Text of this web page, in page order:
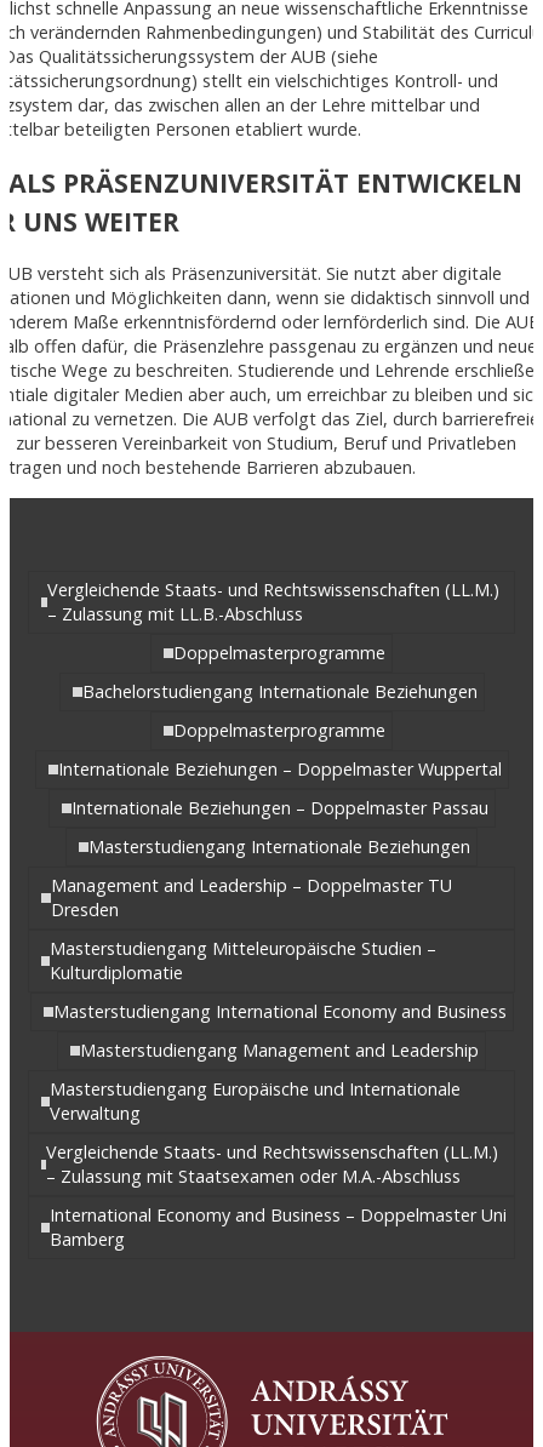
schnelle Anpassung an neue wissenschaftliche Erkenntnisse
verändernden Rahmenbedingungen) und Stabilität des
Das Qualitätssicherungssystem der AUB (siehe
stellt ein vielschichtiges Kontroll- und
dar, das zwischen allen an der Lehre mittelbar und
beteiligten Personen etabliert wurde.
ALS PRÄSENZUNIVERSITÄT ENTWICKELN
UNS WEITER
versteht sich als Präsenzuniversität. Sie nutzt aber digitale
und Möglichkeiten dann, wenn sie didaktisch sinnvoll und
Maße erkenntnisfördernd oder lernförderlich sind. Die
offen dafür, die Präsenzlehre passgenau zu ergänzen und neue
Wege zu beschreiten. Studierende und Lehrende
digitaler Medien aber auch, um erreichbar zu bleiben und sich
zu vernetzen. Die AUB verfolgt das Ziel, durch barrierefreie
zur besseren Vereinbarkeit von Studium, Beruf und Privatleben
und noch bestehende Barrieren abzubauen.
Vergleichende Staats- und Rechtswissenschaften (LL.M.)
– Zulassung mit LL.B.-Abschluss
Doppelmasterprogramme
Bachelorstudiengang Internationale Beziehungen
Doppelmasterprogramme
Internationale Beziehungen – Doppelmaster Wuppertal
Internationale Beziehungen – Doppelmaster Passau
Masterstudiengang Internationale Beziehungen
Management and Leadership – Doppelmaster TU
Dresden
Masterstudiengang Mitteleuropäische Studien –
Kulturdiplomatie
Masterstudiengang International Economy and Business
Masterstudiengang Management and Leadership
Masterstudiengang Europäische und Internationale
Verwaltung
Vergleichende Staats- und Rechtswissenschaften (LL.M.)
– Zulassung mit Staatsexamen oder M.A.-Abschluss
International Economy and Business – Doppelmaster Uni
Bamberg